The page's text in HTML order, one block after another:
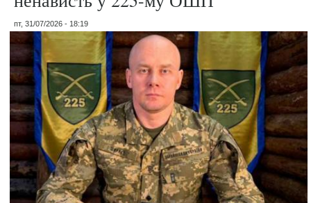
пт, 31/07/2026 - 18:19